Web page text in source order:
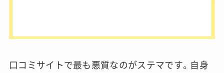
口コミサイトで最も悪質なのがステマです。自身